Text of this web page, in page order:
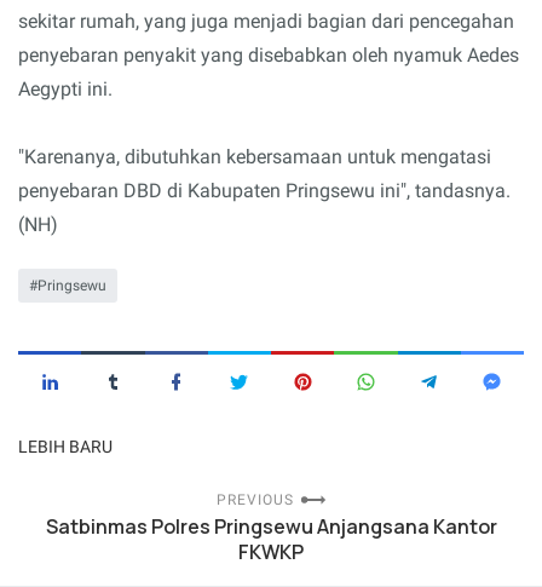
sekitar rumah, yang juga menjadi bagian dari pencegahan
penyebaran penyakit yang disebabkan oleh nyamuk Aedes
Aegypti ini.
"Karenanya, dibutuhkan kebersamaan untuk mengatasi
penyebaran DBD di Kabupaten Pringsewu ini", tandasnya.
(NH)
Pringsewu
LEBIH BARU
PREVIOUS
Satbinmas Polres Pringsewu Anjangsana Kantor
FKWKP